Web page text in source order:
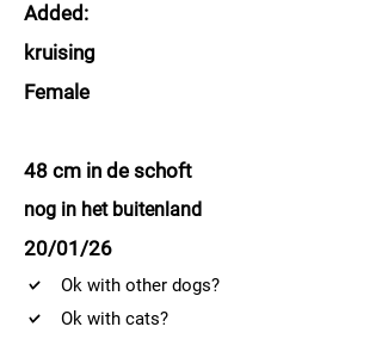
Added:
kruising
Female
48 cm in de schoft
nog in het buitenland
20/01/26
Ok with other dogs?
Ok with cats?